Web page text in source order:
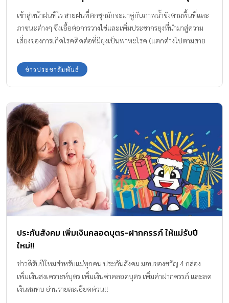
ให้ลูกน้อยปลอดภัยจากยุงร้าย ห่างไกลสารเคมี
เข้าสู่หน้าฝนทีไร สายฝนที่ตกชุกมักจะมาคู่กับภาพน้ำขังตามพื้นที่และ
ภาชนะต่างๆ ซึ่งเอื้อต่อการวางไข่และเพิ่มประชากรยุงที่นำมาสู่ความ
เสี่ยงของการเกิดโรคติดต่อที่มียุงเป็นพาหะโรค (แตกต่างไปตามสาย
แดง ทำให้ผิวอักเสบ รู้สึกแสบๆ คันๆ และทิ้งรอยดำไปหลายวัน จนบาง
รายอาการหนักถึงขั้นต้องพบแพทย์ได้ หลายครอบครัวจึงต้องเตรียม
เพราะลักษณะและกลิ่นของผิวเด็กดึงดูดให้ยุงบินหามากกว่าผิวผู้ใหญ่
ล่าสุด KHUN Organic (คุน ออร์แกนิค) แบรนด์ผลิตภัณฑ์ออร์แกนิค
สำหรับเด็ก ที่คัดสรรวัตถุดิบคุณภาพระดับพรีเมี่ยมและสร้างสรรค์
ผลิตภัณฑ์สำหรับเด็กจนเป็นที่ไว้วางใจหลากหลายครอบครัวมากว่า 7
ปี ได้เชื่อว่าสำหรับพ่อแม่แล้ว เพื่อลูกน้อยต้อง “ดีที่สุด” ได้สานต่อ
พันธกิจจึงแนะนำ 2 ไอเทมใหม่ KHUN Organic Body Lotion โลชั่น
กันยุงออร์แกนิค และ KHUN Organic Soothing Gel เจลทาหลังยุง
และแมลงกัด เพื่อเป็นตัวช่วยครอบครัวยุคใหม่ให้ลูกน้อยสุขภาพแข็ง
แรง ปลอดภัยจากยุงร้าย ห่างไกลสารเคมี KHUN Organic Body Lotion
โลชั่นกันยุงออร์แกนิคกลิ่นเลม่อน ขนาด 50ml. ราคา 285 บาท
Signature Product […]
ข่าวประชาสัมพันธ์
ประกันสังคม เพิ่มเงินคลอดบุตร-ฝากครรภ์ ให้แม่รับปี
ใหม่!!
ข่าวดีรับปีใหม่สำหรับแม่ทุกคน ประกันสังคม มอบของขวัญ 4 กล่อง
เพิ่มเงินสงเคราะห์บุตร เพิ่มเงินค่าคลอดบุตร เพิ่มค่าฝากครรภ์ และลด
เงินสมทบ อ่านรายละเอียดด่วน!!